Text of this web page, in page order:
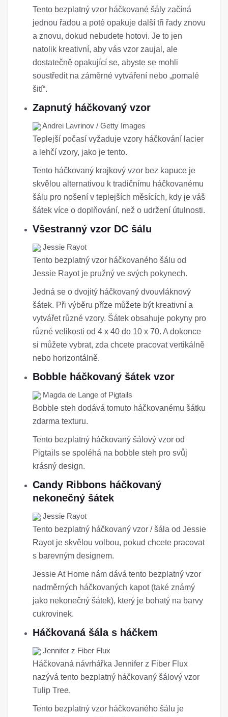
Tento bezplatný vzor háčkované šály začíná
jednou řadou a poté opakuje další tři řady znovu
a znovu, dokud nebudete hotovi. Je to jen
natolik kreativní, aby vás vzor zaujal, ale
dostatečně opakující se, abyste se mohli
soustředit na záměrné vytváření nebo „pomalé
šití“.
Zapnutý háčkovaný vzor
Andrei Lavrinov / Getty Images
Teplejší počasí vyžaduje vzory háčkování lacier
a lehčí vzory, jako je tento.
Tento háčkovaný krajkový vzor bez kapuce je
skvělou alternativou k tradičnímu háčkovanému
šálu pro nošení v teplejších měsících, kdy je váš
šátek více o doplňování, než o udržení útulnosti.
Všestranný vzor DC šálu
Jessie Rayot
Tento bezplatný vzor háčkovaného šálu od
Jessie Rayot je pružný ve svých pokynech.
Jedná se o dvojitý háčkovaný dvouvláknový
šátek. Při výběru příze můžete být kreativní a
vytvářet různé vzory. Šátek obsahuje pokyny pro
různé velikosti od 4 x 40 do 10 x 70. A dokonce
si můžete vybrat, zda chcete pracovat vertikálně
nebo horizontálně.
Bobble háčkovaný šátek vzor
Magda de Lange of Pigtails
Bobble steh dodává tomuto háčkovanému šátku
zdarma texturu.
Tento bezplatný háčkovaný šálový vzor od
Pigtails se spoléhá na bobble steh pro svůj
krásný design.
Candy Ribbons háčkovaný
nekonečný šátek
Jessie Rayot
Tento bezplatný háčkovaný vzor / šála od Jessie
Rayot je skvělou volbou, pokud chcete pracovat
s barevným designem.
Jessie At Home nám dává tento bezplatný vzor
nadměrných háčkovaných kapot (také známý
jako nekonečný šátek), který je bohatý na barvy
cukrovinek.
Háčkovaná šála s háčkem
Jennifer z Fiber Flux
Háčkovaná návrhářka Jennifer z Fiber Flux
nazývá tento bezplatný háčkovaný šálový vzor
Tulip Tree.
Tento bezplatný vzor háčkovaného šálu je